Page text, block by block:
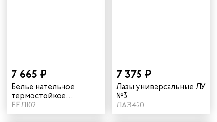
7 665 ₽
Белье нательное
термостойкое
защитное от
электродуги 12 кал/см²
БЕЛ102
7 375 ₽
Лазы универсальные ЛУ
№3
ЛАЗ420